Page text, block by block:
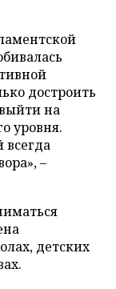
достроить
на
уровня.
–
детских